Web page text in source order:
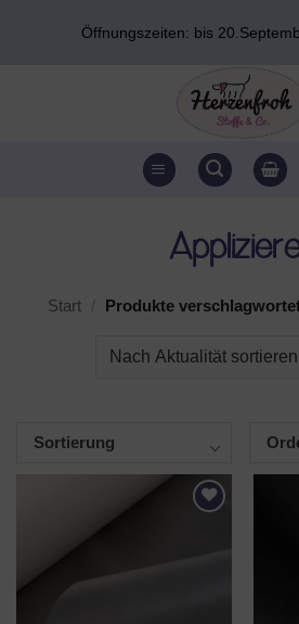
Öffnungszeiten: bis
Start Produkte
Sortierung